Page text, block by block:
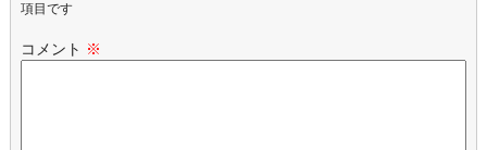
項目です
コメント ※